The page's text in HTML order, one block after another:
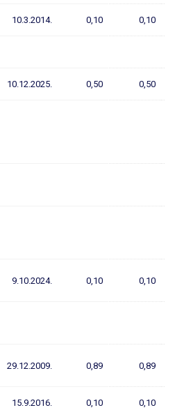
10.3.2014. 0,10 0,10
10.12.2025. 0,50 0,50
9.10.2024. 0,10 0,10
29.12.2009. 0,89 0,89
15.9.2016. 0,10 0,10